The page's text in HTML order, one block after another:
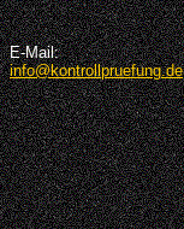
E-Mail:
info@kontrollpruefung.de